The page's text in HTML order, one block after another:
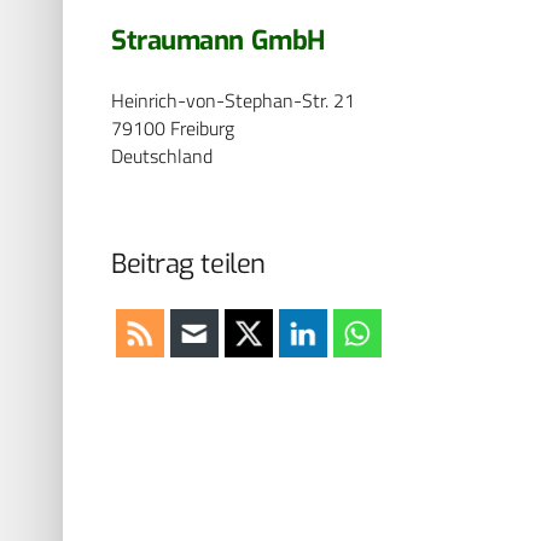
Straumann GmbH
Heinrich-von-Stephan-Str. 21
79100 Freiburg
Deutschland
Beitrag teilen